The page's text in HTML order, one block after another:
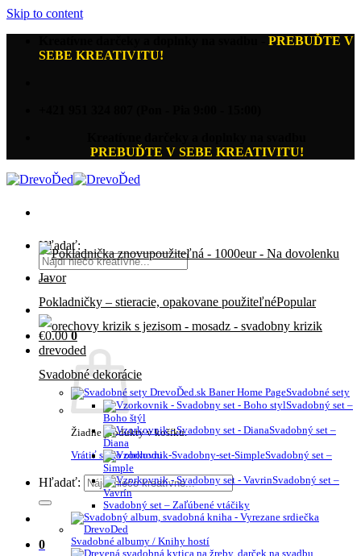
Skip to content
PREBUĎTE V
SEBE KREATIVITU!
PREBUĎTE V SEBE KREATIVITU!
Hľadať:
€0.00 0
Žiadne produkty v košíku.
Vrátiť sa do obchodu
Hľadať:
0
Pokladničky – stieracie, opakovane použiteľné
Svadobné dekorácie
Svadobné sety
Svadobný set –
Boho štýl
Svadobný set –
Diana
Svadobný set –
Simple
Svadobný set –
Vavrín
Svadobný set – Zaľúbené vtáčiky
Svadobné albumy / Knihy hostí